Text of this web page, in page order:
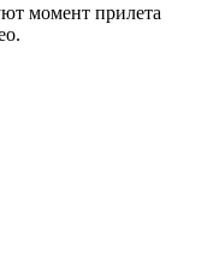
момент прилета